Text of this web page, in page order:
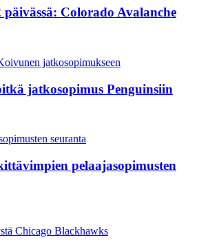
Colorado Avalanche
jatkosopimus Penguinsiin
pelaajasopimusten